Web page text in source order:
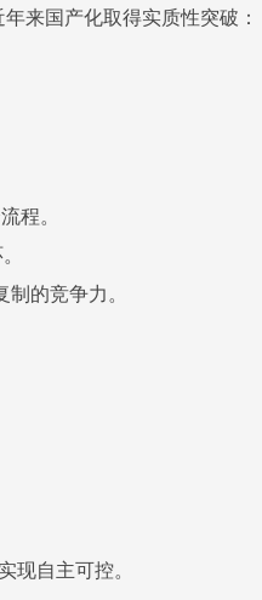
来国产化取得实质性突破：
程。
的竞争力。
现自主可控。